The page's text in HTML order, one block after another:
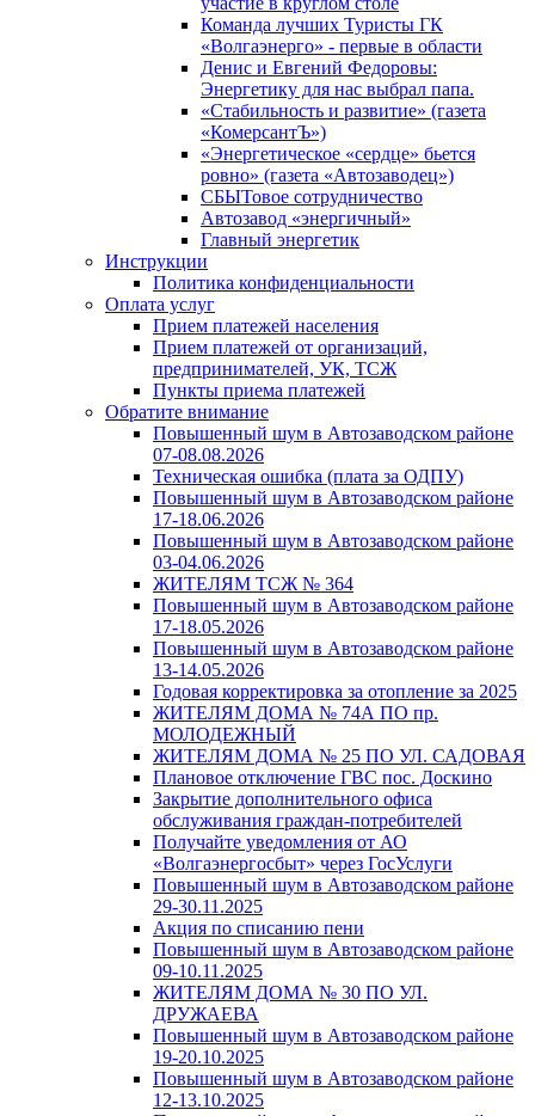
Команда лучших Туристы ГК
«Волгаэнерго» - первые в области
Денис и Евгений Федоровы:
Энергетику для нас выбрал папа.
«Стабильность и развитие» (газета
«КомерсантЪ»)
«Энергетическое «сердце» бьется
ровно» (газета «Автозаводец»)
СБЫТовое сотрудничество
Автозавод «энергичный»
Главный энергетик
Инструкции
Политика конфиденциальности
Оплата услуг
Прием платежей населения
Прием платежей от организаций,
предпринимателей, УК, ТСЖ
Пункты приема платежей
Обратите внимание
Повышенный шум в Автозаводском районе
07-08.08.2026
Техническая ошибка (плата за ОДПУ)
Повышенный шум в Автозаводском районе
17-18.06.2026
Повышенный шум в Автозаводском районе
03-04.06.2026
ЖИТЕЛЯМ ТСЖ № 364
Повышенный шум в Автозаводском районе
17-18.05.2026
Повышенный шум в Автозаводском районе
13-14.05.2026
Годовая корректировка за отопление за 2025
ЖИТЕЛЯМ ДОМА № 74А ПО пр.
МОЛОДЕЖНЫЙ
ЖИТЕЛЯМ ДОМА № 25 ПО УЛ. САДОВАЯ
Плановое отключение ГВС пос. Доскино
Закрытие дополнительного офиса
обслуживания граждан-потребителей
Получайте уведомления от АО
«Волгаэнергосбыт» через ГосУслуги
Повышенный шум в Автозаводском районе
29-30.11.2025
Акция по списанию пени
Повышенный шум в Автозаводском районе
09-10.11.2025
ЖИТЕЛЯМ ДОМА № 30 ПО УЛ.
ДРУЖАЕВА
Повышенный шум в Автозаводском районе
19-20.10.2025
Повышенный шум в Автозаводском районе
12-13.10.2025